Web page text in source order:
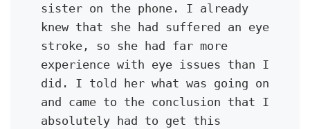
sister on the phone. I already
knew that she had suffered an eye
stroke, so she had far more
experience with eye issues than I
did. I told her what was going on
and came to the conclusion that I
absolutely had to get this